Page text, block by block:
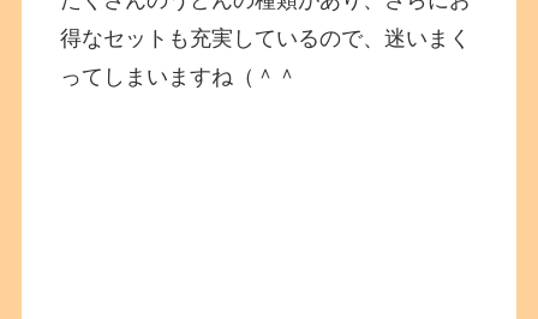
得なセットも充実しているので、迷いまく
ってしまいますね（＾＾